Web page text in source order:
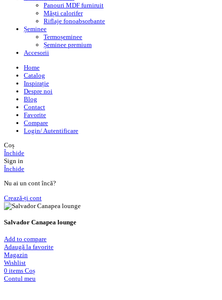
Panouri MDF furniruit
Măști calorifer
Riflaje fonoabsorbante
Șeminee
Termoșeminee
Șeminee premium
Accesorii
Home
Catalog
Inspirație
Despre noi
Blog
Contact
Favorite
Compare
Login/ Autentificare
Coș
Închide
Sign in
Închide
Nu ai un cont încă?
Crează-ți cont
Salvador Canapea lounge
Add to compare
Adaugă la favorite
Magazin
Wishlist
0 items Coș
Contul meu